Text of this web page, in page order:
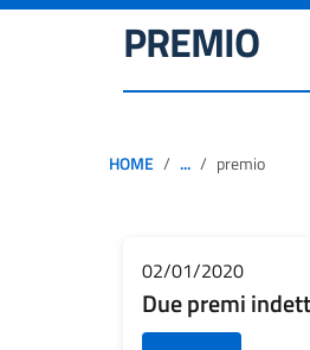
PREMIO
HOME ... premio
02/01/2020
Due premi